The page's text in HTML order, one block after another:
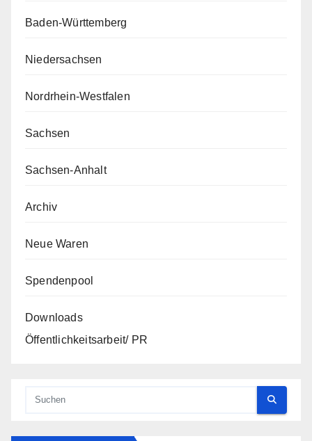
Baden-Württemberg
Niedersachsen
Nordrhein-Westfalen
Sachsen
Sachsen-Anhalt
Archiv
Neue Waren
Spendenpool
Downloads
Öffentlichkeitsarbeit/ PR